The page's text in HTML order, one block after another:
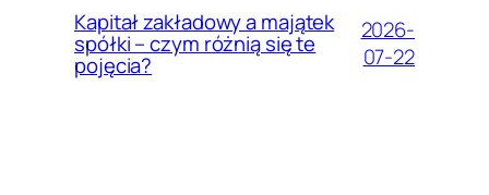
Kapitał zakładowy a majątek
spółki – czym różnią się te
pojęcia?
2026-
07-22